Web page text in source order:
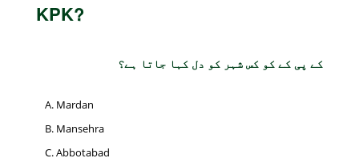
KPK?
کے پی کے کو کس شہر کو دل کہا جاتا ہے؟
Mardan
Mansehra
Abbotabad